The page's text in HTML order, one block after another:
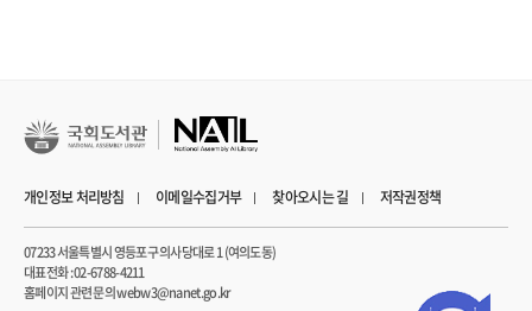
개인정보 처리방침 이메일수집거부 찾아오시는 길 저작권정책
07233 서울특별시 영등포구 의사당대로 1 (여의도동)
대표전화 : 02-6788-4211
홈페이지 관련 문의 webw3@nanet.go.kr